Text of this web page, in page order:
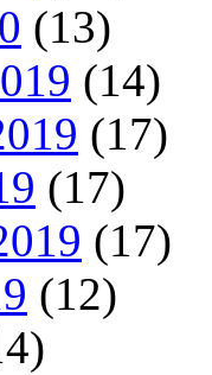
(13)
(14)
(17)
(17)
(17)
(12)